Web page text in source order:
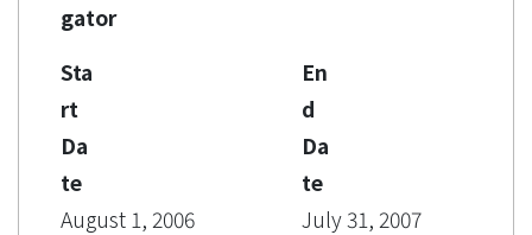
gator
Sta
rt
Da
te
August 1, 2006
En
d
Da
te
July 31, 2007